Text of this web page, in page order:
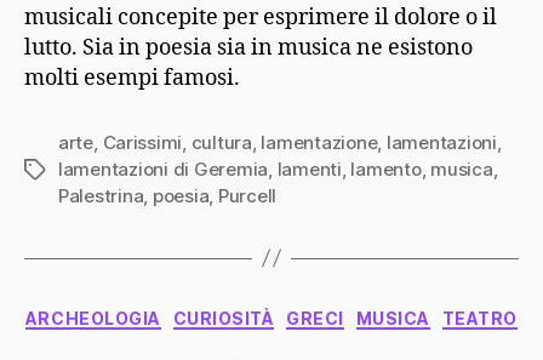
musicali concepite per esprimere il dolore o il
lutto. Sia in poesia sia in musica ne esistono
molti esempi famosi.
Tag
arte Carissimi cultura lamentazione, lamentazioni
lamentazioni di Geremia lamenti lamento, musica
Palestrina poesia Purcell
Categorie
ARCHEOLOGIA CURIOSITÀ GRECI MUSICA TEATRO